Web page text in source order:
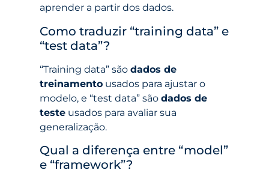
aprender a partir dos dados.
Como traduzir “training data” e
“test data”?
“Training data” são dados de
treinamento usados para ajustar o
modelo, e “test data” são dados de
teste usados para avaliar sua
generalização.
Qual a diferença entre “model”
e “framework”?